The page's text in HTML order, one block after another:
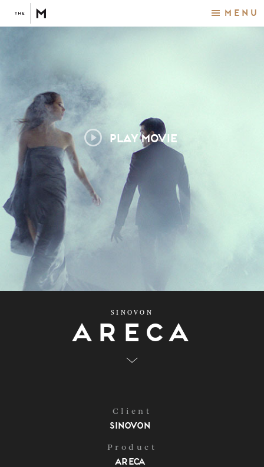
Menu
PLAY MOVIE
SINOVON
Areca
Client
Sinovon
Product
Areca